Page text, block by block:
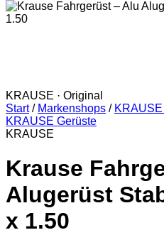
KRAUSE · Original
Start / Markenshops /
KRAUSE Gerüste
KRAUSE
Krause
Alugerüst
x 1.50